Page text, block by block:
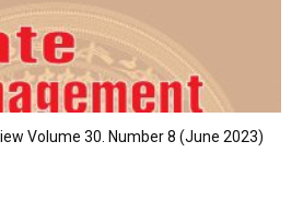
Volume 30. Number 8 (June 2023)